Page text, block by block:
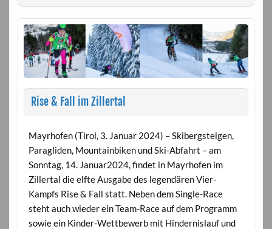
Rise & Fall im Zillertal
Mayrhofen (Tirol, 3. Januar 2024) – Skibergsteigen,
Paragliden, Mountainbiken und Ski-Abfahrt – am
Sonntag, 14. Januar2024, findet in Mayrhofen im
Zillertal die elfte Ausgabe des legendären Vier-
Kampfs Rise & Fall statt. Neben dem Single-Race
steht auch wieder ein Team-Race auf dem Programm
sowie ein Kinder-Wettbewerb mit Hindernislauf und